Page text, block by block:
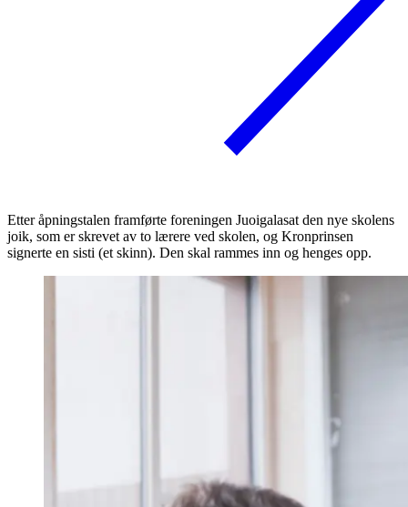
Etter åpningstalen framførte foreningen Juoigalasat den nye skolens
joik, som er skrevet av to lærere ved skolen, og Kronprinsen
signerte en sisti (et skinn). Den skal rammes inn og henges opp.